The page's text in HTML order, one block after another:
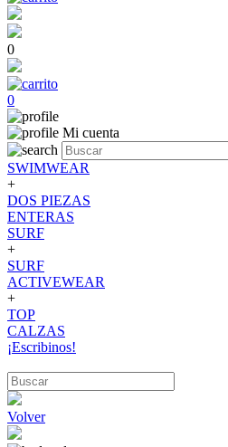
0
0
Mi cuenta
SWIMWEAR
+
DOS PIEZAS
ENTERAS
SURF
+
SURF
ACTIVEWEAR
+
TOP
CALZAS
¡Escribinos!
Volver